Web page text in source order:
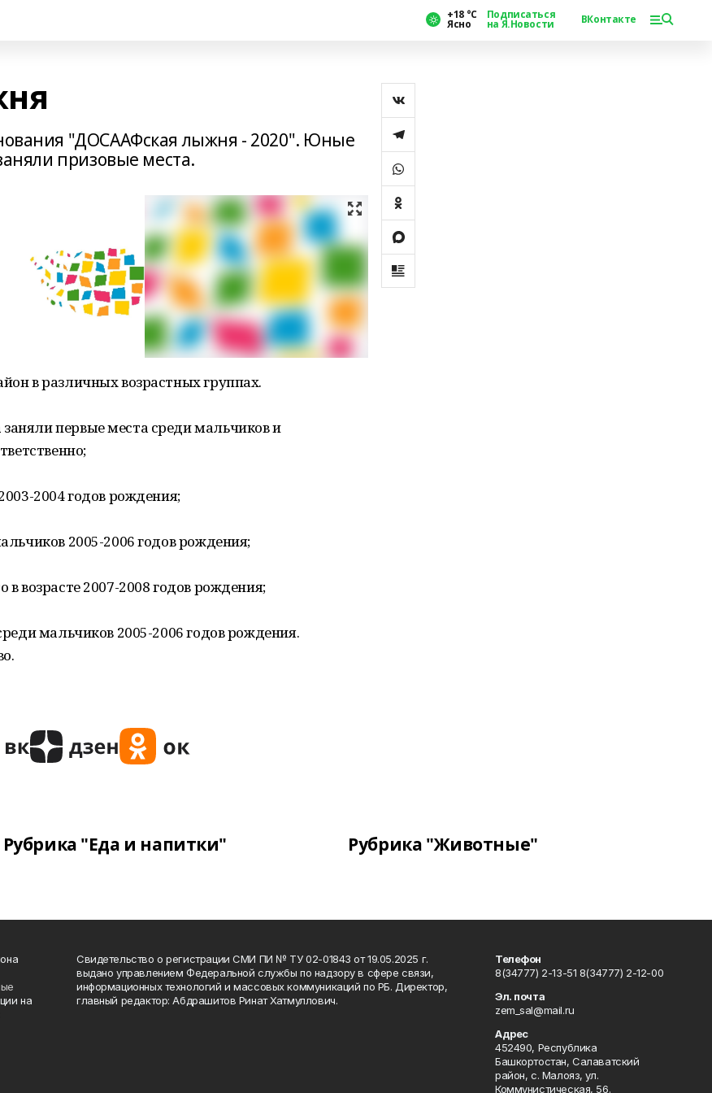
+18 °С
Ясно
Подписаться
на Я.Новости ВКонтакте
"ДОСААФская лыжня - 2020". Юные
призовые места.
в различных возрастных группах.
заняли первые места среди мальчиков и
2004 годов рождения;
2005-2006 годов рождения;
в возрасте 2007-2008 годов рождения;
мальчиков 2005-2006 годов рождения.
Рубрика "Еда и напитки" Рубрика "Животные"
на
Свидетельство о регистрации СМИ ПИ № ТУ 02-01843 от 19.05.2025 г.
выдано управлением Федеральной службы по надзору в сфере связи,
информационных технологий и массовых коммуникаций по РБ. Директор,
главный редактор: Абдрашитов Ринат Хатмуллович.
Телефон
8(34777) 2-13-51 8(34777) 2-12-00
Эл. почта
zem_sal@mail.ru
Адрес
452490, Республика
Башкортостан, Салаватский
район, с. Малояз, ул.
Коммунистическая, 56.